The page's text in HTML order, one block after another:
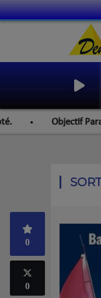
Paraguay et les
0
0